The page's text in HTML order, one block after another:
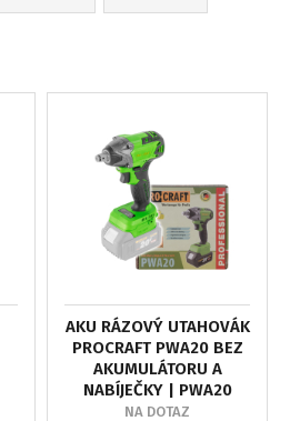
AKU RÁZOVÝ UTAHOVÁK
PROCRAFT PWA20 BEZ
AKUMULÁTORU A
NABÍJEČKY | PWA20
NA DOTAZ